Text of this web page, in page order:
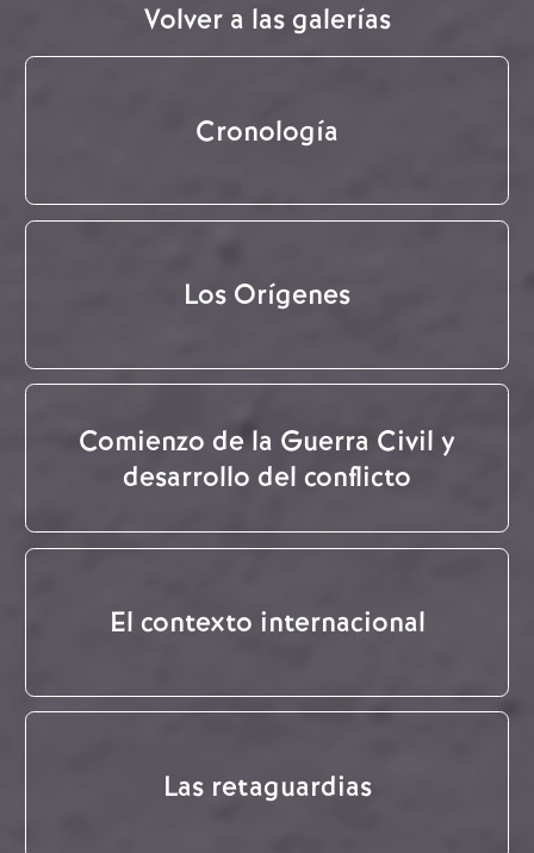
Volver a las galerías
Cronología
Los Orígenes
Comienzo de la Guerra Civil y
desarrollo del conflicto
El contexto internacional
Las retaguardias